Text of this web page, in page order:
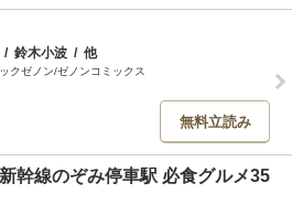
/ 鈴木小波 / 他
クゼノン/ゼノンコミックス
無料立読み
幹線のぞみ停車駅 必食グルメ35